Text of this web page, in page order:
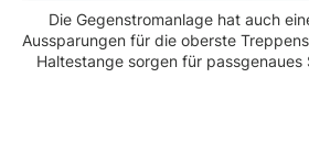
Die Gegenstromanlage hat auch
Aussparungen für die oberste
Haltestange sorgen für passgenaues